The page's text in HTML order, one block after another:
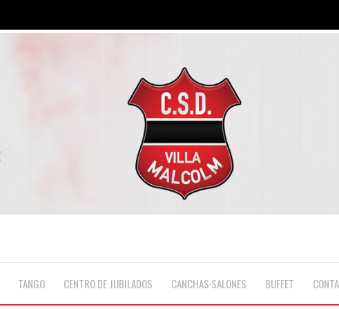
TANGO CENTRO DE JUBILADOS CANCHAS·SALONES BUFFET